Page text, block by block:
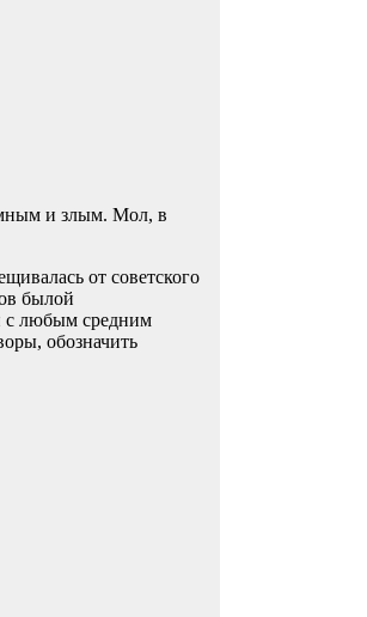
и злым. Мол, в
от советского
былой
с любым средним
обозначить